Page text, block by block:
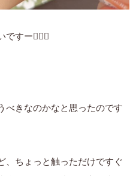
すー🙇🏻‍♀️
べきなのかなと思ったのです
、ちょっと触っただけですぐ